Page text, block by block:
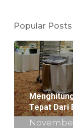
Popular Posts
Tepat Dari